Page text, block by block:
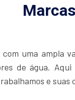
Marcas
com uma ampla
de água. Aqui
e suas